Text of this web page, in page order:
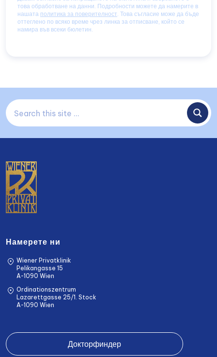
това обработване на данни. Подробности можете да намерите в
нашата политика за поверителност. Това съгласие може да бъде
оттеглено по всяко време чрез линка за отписване, който се
намира във всеки бюлетин.
Намерете ни
Wiener Privatklinik
Pelikangasse 15
A-1090 Wien
Ordinationszentrum
Lazarettgasse 25/1. Stock
A-1090 Wien
Докторфиндер